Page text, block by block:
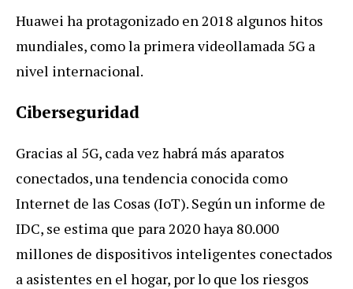
Huawei ha protagonizado en 2018 algunos hitos
mundiales, como la primera videollamada 5G a
nivel internacional.
Ciberseguridad
Gracias al 5G, cada vez habrá más aparatos
conectados, una tendencia conocida como
Internet de las Cosas (IoT). Según un informe de
IDC, se estima que para 2020 haya 80.000
millones de dispositivos inteligentes conectados
a asistentes en el hogar, por lo que los riesgos